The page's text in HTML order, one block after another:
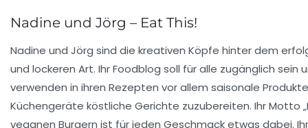
Nadine und Jörg – Eat This!
Nadine und Jörg sind die kreativen Köpfe hinter dem
und lockeren Art. Ihr Foodblog soll für alle zugänglich
verwenden in ihren Rezepten vor allem saisonale
Küchengeräte köstliche Gerichte zuzubereiten. Ihr Motto
veganen Burgern ist für jeden Geschmack etwas dabei.